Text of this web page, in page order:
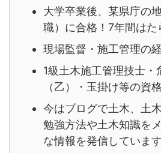
大学卒業後、某県庁の
職）に合格！7年間は
現場監督・施工管理の
1級土木施工管理技士・
（乙）・玉掛け等の資
今はブログで土木、土
勉強方法や土木知識を
な情報を発信しています